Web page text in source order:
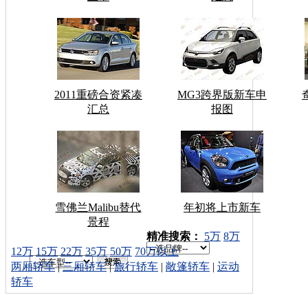
2011重磅合资紧凑
汇总
MG3跨界版新车申
报图
雪佛兰Malibu替代
景程
年初将上市新车
车型搜索：
精准搜索： 5万 8万
12万 15万 22万 35万 50万 70万以上
两厢轿车|三厢轿车|旅行轿车 | 敞篷轿车 | 运动
轿车